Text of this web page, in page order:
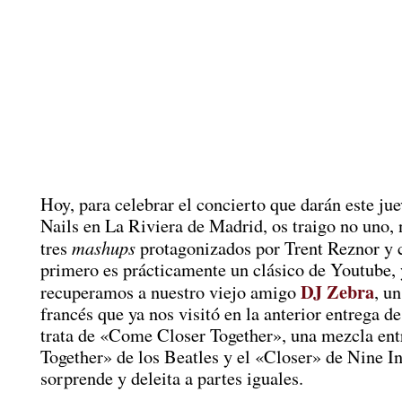
Hoy, para celebrar el concierto que darán este
Nails en La Riviera de Madrid, os traigo no uno,
tres mashupsprotagonizados por Trent Reznor y
primero es prácticamente un clásico de Youtube,
recuperamos a nuestro viejo amigoDJ Zebra,
francés que ya nos visitó en la anterior entrega
trata de «Come Closer Together», una mezcla
Together» de los Beatles y el «Closer» de Nine
sorprende y deleita a partes iguales.